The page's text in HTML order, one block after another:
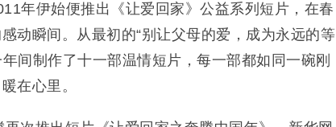
年伊始便推出《让爱回家》公益系列短片，在春
动瞬间。从最初的“别让父母的爱，成为永远的等
间制作了十一部温情短片，每一部都如同一碗刚
在心里。